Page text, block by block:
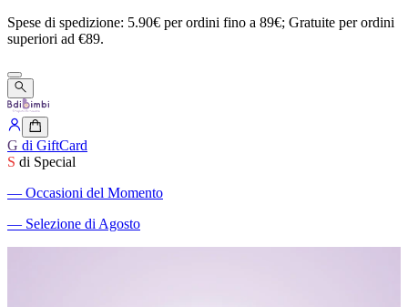
Spese di spedizione: 5.90€ perordini fino a 89€; Gratuite perordini
superiori ad €89.
G di GiftCard
S di Special
― Occasioni del Momento
― Selezione di Agosto